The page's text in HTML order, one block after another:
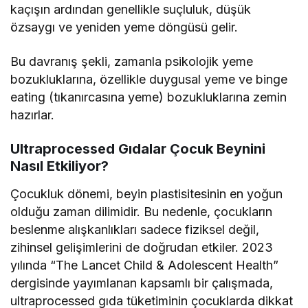
kaçışın ardından genellikle suçluluk, düşük
özsaygı ve yeniden yeme döngüsü gelir.
Bu davranış şekli, zamanla psikolojik yeme
bozukluklarına, özellikle duygusal yeme ve binge
eating (tıkanırcasına yeme) bozukluklarına zemin
hazırlar.
Ultraprocessed Gıdalar Çocuk Beynini
Nasıl Etkiliyor?
Çocukluk dönemi, beyin plastisitesinin en yoğun
olduğu zaman dilimidir. Bu nedenle, çocukların
beslenme alışkanlıkları sadece fiziksel değil,
zihinsel gelişimlerini de doğrudan etkiler. 2023
yılında “The Lancet Child & Adolescent Health”
dergisinde yayımlanan kapsamlı bir çalışmada,
ultraprocessed gıda tüketiminin çocuklarda dikkat